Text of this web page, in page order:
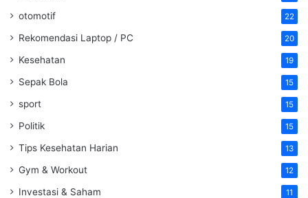
otomotif 22
Rekomendasi Laptop / PC 20
Kesehatan 19
Sepak Bola 15
sport 15
Politik 15
Tips Kesehatan Harian 13
Gym & Workout 12
Investasi & Saham 11